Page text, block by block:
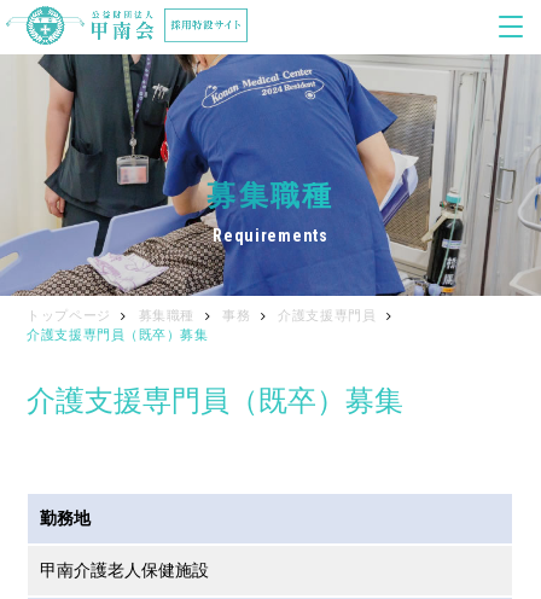
募集職種
Requirements
トップページ 募集職種 事務
介護支援専門員
介護支援専門員（既卒）募集
介護支援専門員（既卒）募集
勤務地
甲南介護老人保健施設